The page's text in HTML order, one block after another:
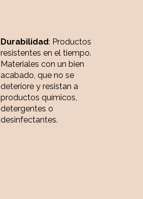
Durabilidad: Productos
resistentes en el tiempo.
Materiales con un bien
acabado, que no se
deteriore y resistan a
productos químicos,
detergentes o
desinfectantes.